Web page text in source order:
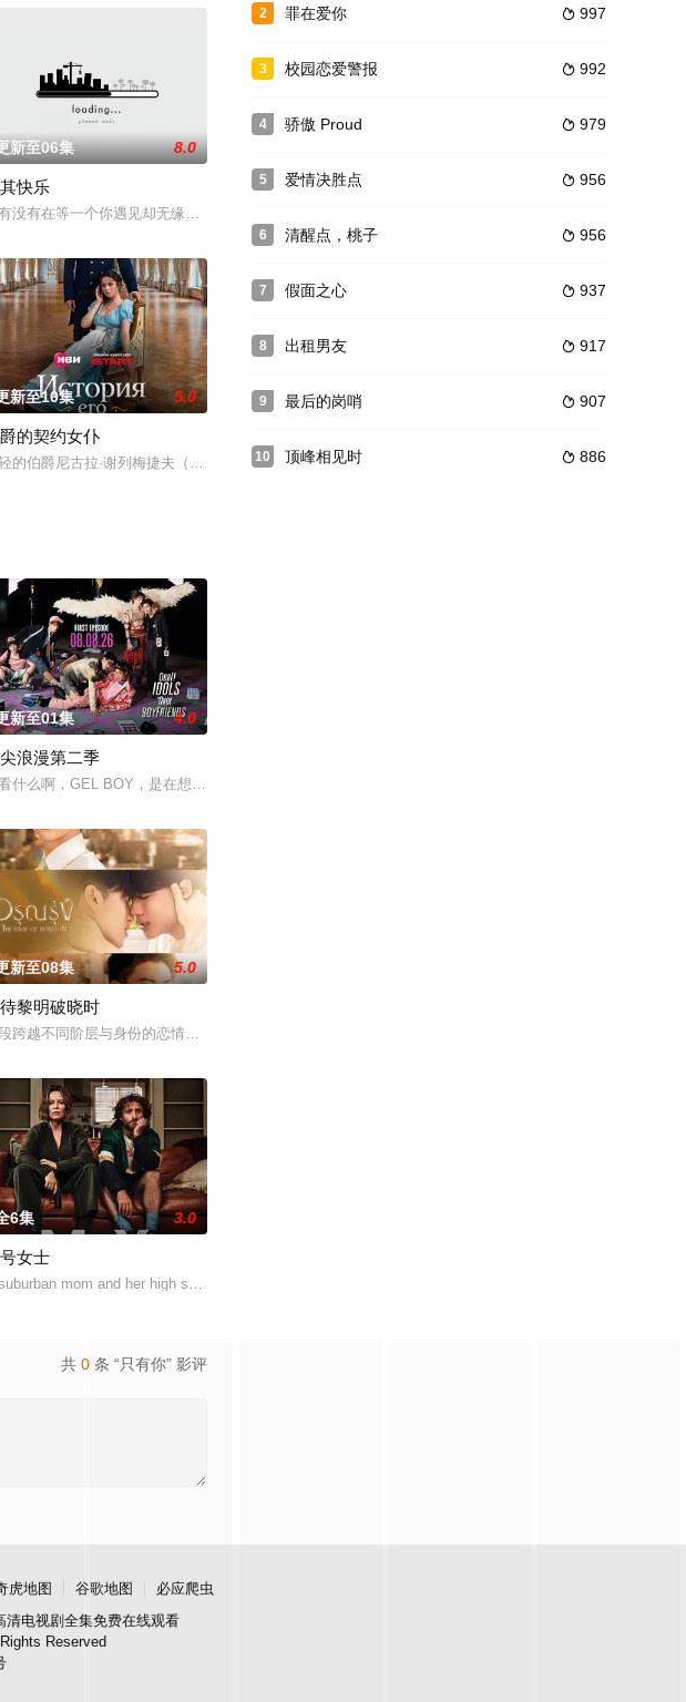
密关系的年轻情侣，该
信息，她着手实施“有效侦察”计划，即以另一個身份
查拉泽固,皮佳娜·莎卡功
新至06集 8.0
快乐
没有在等一个你遇见却无缘无故错过的人？《在九霄云外》讲述了蒂尔和默克之间的爱情故事。蒂乌答应
过于肤浅，无法让你得到想要的结果时，会发生什么？来认识下这群单身的千禧一代吧，他们认为是时
新至10集 5.0
的契约女仆
的伯爵尼古拉·谢列梅捷夫（马特维·雷科夫饰）从战场归来重返上流社会，遵照母亲遗嘱，必须在一年内
新至01集 4.0
浪漫第二季
什么啊，GEL BOY，是在想念彼此吗？ 当两对情侣—— ‘CHIAN（Pipe Monthapoom）’ - ‘FOU4MOD
火烧得更猛的油，她
他们以眼泪和心碎为代价，在复杂的人际关系中摸索前行，被
她采访的对象是泰国著名房地产集团继承人Khae-arun。表面看来，Khae-arun堪
新至08集 5.0
黎明破晓时
跨越不同阶层与身份的恋情。一方唯有自己的荣誉，另一方则关乎王室血统。 身为仆人的 Phob 爱上自己
6集 3.0
女士
mom and her high school friend plot to frighten her unf
共 0 条 “只有你” 影评
2  997
罪在爱你
3  992
校园恋爱警报
4  979
骄傲 Proud
5  956
爱情决胜点
6  956
清醒点，桃子
7  937
假面之心
8  917
出租男友
9  907
最后的岗哨
10  886
顶峰相见时
虎地图 谷歌地图
必应爬虫
电视剧全集免费在线观看
Reserved